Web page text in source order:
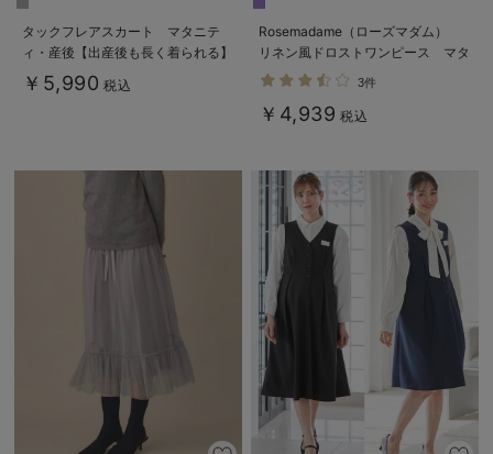
タックフレアスカート マタニテ
ィ・産後【出産後も長く着られる】
￥5,990 税込
Rosemadame（ローズマダム）
リネン風ドロストワンピース マタ
ニティ・産後授乳服【出産後も長く
3件
￥4,939 税込